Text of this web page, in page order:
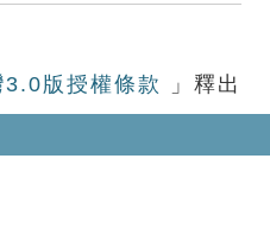
版授權條款 」釋出